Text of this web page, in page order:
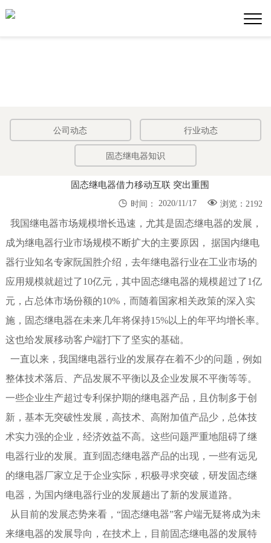
公司动态 行业动态
固态继电器知识
固态继电器借力移动互联 突出重围
 浏览：2192
 时间： 2020/11/17
我国继电器市场规模增长迅速，尤其是固态继电器的发展，
成为继电器行业市场规模不断扩大的主要原因， 据国内继电
器行业知名专家阮国胜介绍，去年继电器行业在工业市场的
应用规模就超过了10亿元，其中 固态继电器的规模超过了1亿
元，占总体市场份额的10%，而随着国家相关政策的深入实
施，固态继电器在未来几年将保持15%以上的年平均增长率。
这也给发展移动客户端打下了坚实的基础。
一直以来，我国继电器行业的发展存在着不少的问题，例如
整体技术落后、产品发展不平衡以及企业发展不平衡等等。
一些企业生产超过专利保护期的继电器产品，且仿制多于创
新，基本无突破性发展，高技术、高附加值产品少，总体技
术实力强的企业，经济效益不高。这些问题严重地阻碍了继
电器行业的发展。直到固态继电器产品的出现，一些有远见
的继电器厂家立足于企业实际，积极寻求突破，研发固态继
电器，为国内继电器行业的发展趟出了新的发展道路。
从目前的发展态势来看，“固态继电器”客户端无疑将成为未
来继电器的发展导向，在技术上，目前固态继电器的发展特